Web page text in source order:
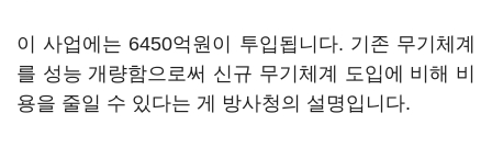
이 사업에는 6450억원이 투입됩니다. 기존 무기체계
를 성능 개량함으로써 신규 무기체계 도입에 비해 비
용을 줄일 수 있다는 게 방사청의 설명입니다.